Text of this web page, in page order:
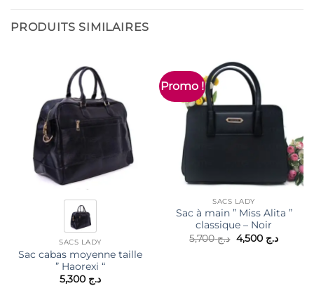
PRODUITS SIMILAIRES
SACS LADY
Sac cabas moyenne taille
” Haorexi “
د.ج
Promo !
SACS LADY
Sac à main ” Miss Alita ”
classique – Noir
د.ج5,700
Le
prix
د.ج 4,500
Le